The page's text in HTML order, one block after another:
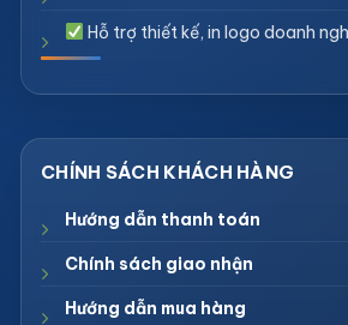
Hỗ trợ thiết kế, in logo doanh
Hướng dẫn thanh toán
Chính sách giao nhận
Hướng dẫn mua hàng